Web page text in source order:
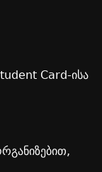
Card-ისა